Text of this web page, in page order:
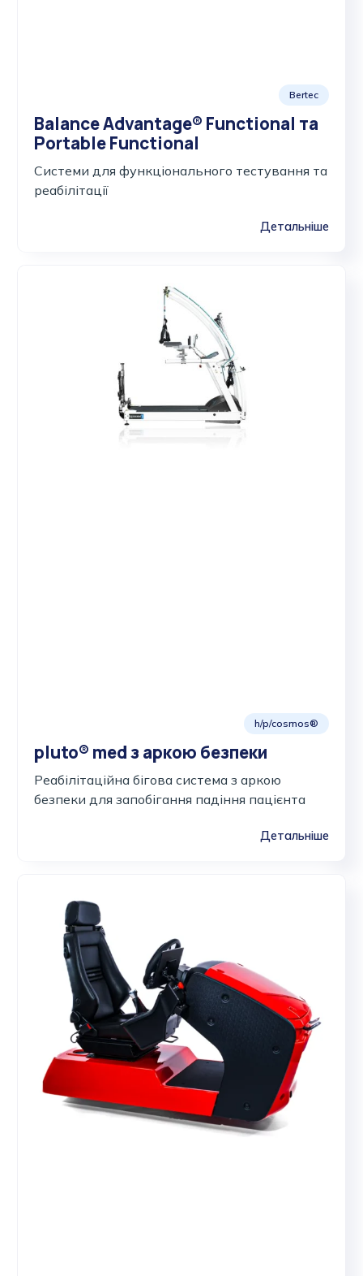
Bertec
Balance Advantage® Functional та
Portable Functional
Cистеми для функціонального тестування та
реабілітації
Детальніше
h/p/cosmos®
pluto® med з аркою безпеки
Реабілітаційна бігова система з аркою
безпеки для запобігання падіння пацієнта
Детальніше